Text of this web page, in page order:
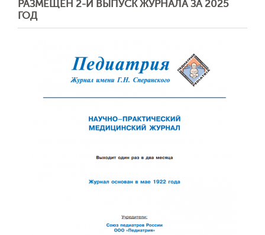
РАЗМЕЩЕН 2-Й ВЫПУСК ЖУРНАЛА ЗА 2025
ГОД